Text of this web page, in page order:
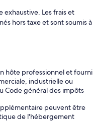
exhaustive. Les frais et
hors taxe et sont soumis à
hôte professionnel et fourni
industrielle ou
Code général des impôts
peuvent être
de l'hébergement